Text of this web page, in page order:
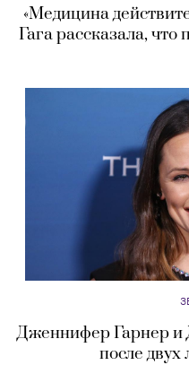
«Медицина
Гага рассказала,
Дженнифер Гарнер и
после